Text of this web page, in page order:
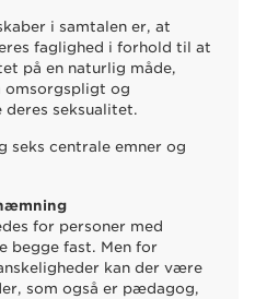
i samtalen er, at
faglighed i forhold til at
på en naturlig måde,
omsorgspligt og
seksualitet.
seks centrale emner og
for personer med
begge fast. Men for
kan der være
som også er pædagog,